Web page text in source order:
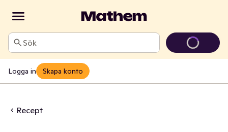
Sök
Logga in Skapa konto
Recept